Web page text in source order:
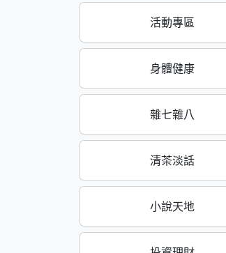
活動專區
身體健康
雜七雜八
清茶淡話
小說天地